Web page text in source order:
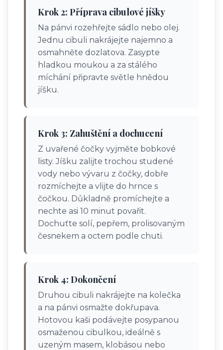
Krok 2: Příprava cibulové jíšky
Na pánvi rozehřejte sádlo nebo olej.
Jednu cibuli nakrájejte najemno a
osmahněte dozlatova. Zasypte
hladkou moukou a za stálého
míchání připravte světle hnědou
jíšku.
Krok 3: Zahuštění a dochucení
Z uvařené čočky vyjměte bobkové
listy. Jíšku zalijte trochou studené
vody nebo vývaru z čočky, dobře
rozmíchejte a vlijte do hrnce s
čočkou. Důkladně promíchejte a
nechte asi 10 minut povařit.
Dochuťte solí, pepřem, prolisovaným
česnekem a octem podle chuti.
Krok 4: Dokončení
Druhou cibuli nakrájejte na kolečka
a na pánvi osmažte dokřupava.
Hotovou kaši podávejte posypanou
osmaženou cibulkou, ideálně s
uzeným masem, klobásou nebo